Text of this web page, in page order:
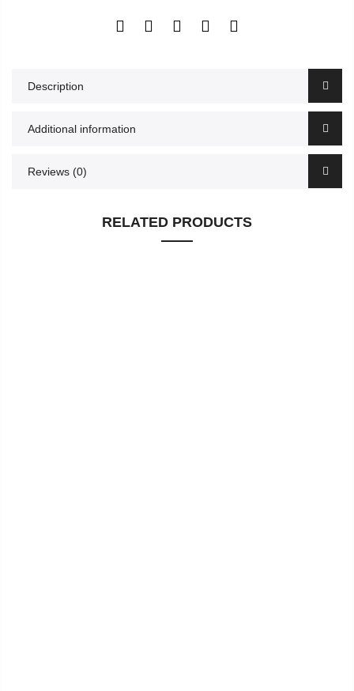
Description
Additional information
Reviews (0)
RELATED PRODUCTS